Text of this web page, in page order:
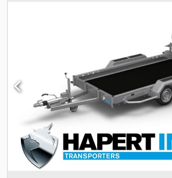
és biztosítási lehetőségek - TÜV által
rakományrögzítő rendszer - 14
rögzítőgyűrű DIN szabvány szerint, 1000
terhelhetőséggel gyűrűnként
költségek - szállítási költség már benne van
a forgalmi engedély (II. rész) Csdpfx Akei A
a COC-dokumentumot (EU megfelelőségi
nincsenek további, nem kívánt költségek
felár ellenében lehetséges (csak TÜV díj)
információkat weboldalunkon talál. Mivel
írja be a keresőjébe: „Dapper Anhänger”.
tartozékokat is ábrázolhatnak. A
előzetes értékesítés jogát fenntartjuk.